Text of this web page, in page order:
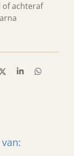
of achteraf
D
S
D